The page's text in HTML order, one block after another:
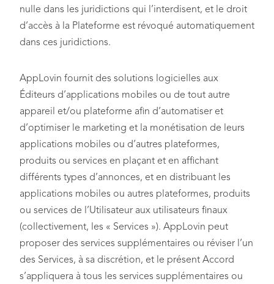
nulle dans les juridictions qui l’interdisent, et le droit
d’accès à la Plateforme est révoqué automatiquement
dans ces juridictions.
AppLovin fournit des solutions logicielles aux
Éditeurs d’applications mobiles ou de tout autre
appareil et/ou plateforme afin d’automatiser et
d’optimiser le marketing et la monétisation de leurs
applications mobiles ou d’autres plateformes,
produits ou services en plaçant et en affichant
différents types d’annonces, et en distribuant les
applications mobiles ou autres plateformes, produits
ou services de l’Utilisateur aux utilisateurs finaux
(collectivement, les « Services »). AppLovin peut
proposer des services supplémentaires ou réviser l’un
des Services, à sa discrétion, et le présent Accord
s’appliquera à tous les services supplémentaires ou